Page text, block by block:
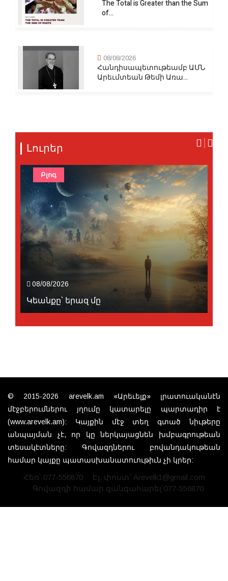
The Total is Greater than the Sum
of...
08/08/2026
Հանդիսապետութեամբ ԱՄՆ
Արեւմտեան Թեմի Առա...
Լուրեր
08/08/2026
Կեանքը՝ երազ մը
Բլոգ
© 2015-2026 arevelk.am «Արեւելք» լրատուականէն
մէջբերումներու յղումը կատարելը պարտադիր է
(www.arevelk.am): Կայքին մէջ տեղ գտած նիւթերը
անպայման չէ, որ կը ներկայացնեն խմբագրութեան
տեսակէտները: Գովազդներու բովանդակութեան
համար կայքը պատասխանատուութիւն չի կրեր:
Հեռ՝ 077-556870
Էլ. փոստ՝ Arevelk1@gmail.com
Գովազդի համար զանգահարել`077-556870